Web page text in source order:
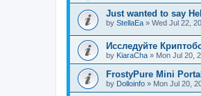
Just wanted to say
by StellaEa » Wed Jul 22,
Исследуйте
by KiaraCha » Mon Jul 20,
FrostyPure Mini
by Dolloinfo » Mon Jul 20,